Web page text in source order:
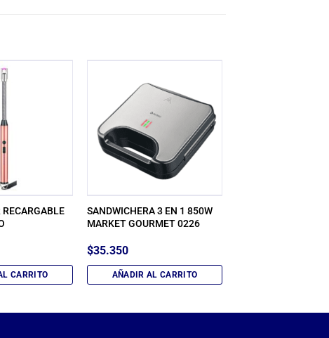
RECARGABLE
CARRITO
SANDWICHERA 3 EN 1 850W
MARKET GOURMET 0226
$35.350
AÑADIR AL CARRITO